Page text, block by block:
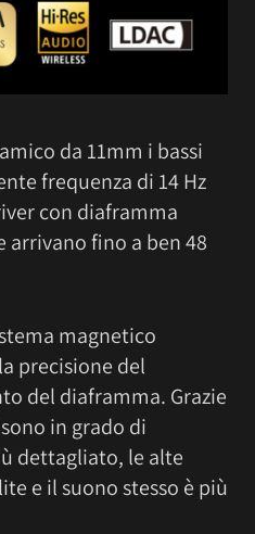
da 11mm i bassi
frequenza di 14 Hz
con diaframma
fino a ben 48
magnetico
precisione del
del diaframma. Grazie
in grado di
dettagliato, le alte
e il suono stesso è più